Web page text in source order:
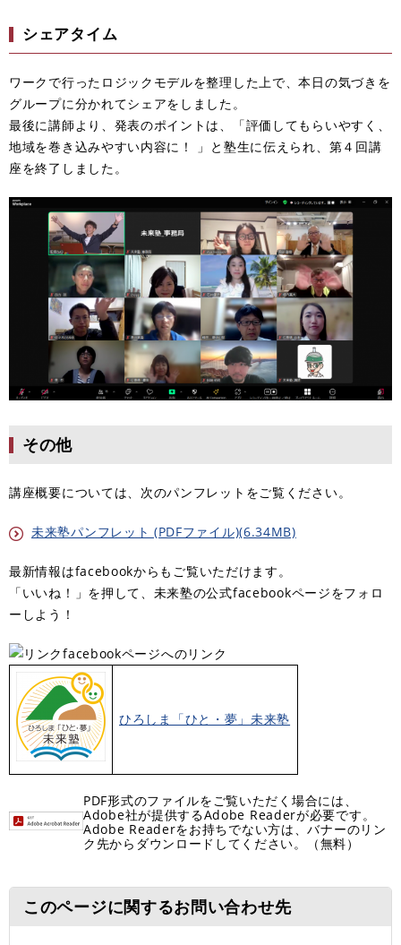
シェアタイム
ワークで行ったロジックモデルを整理した上で、本日の気づきを
グループに分かれてシェアをしました。
最後に講師より、発表のポイントは、「評価してもらいやすく、
地域を巻き込みやすい内容に！ 」と塾生に伝えられ、第４回講
座を終了しました。
その他
講座概要については、次のパンフレットをご覧ください。
未来塾パンフレット (PDFファイル)(6.34MB)
最新情報はfacebookからもご覧いただけます。
「いいね！」を押して、未来塾の公式facebookページをフォロ
ーしよう！
facebookページへのリンク
ひろしま「ひと・夢」未来塾
PDF形式のファイルをご覧いただく場合には、
Adobe社が提供するAdobe Readerが必要です。
Adobe Readerをお持ちでない方は、バナーのリン
ク先からダウンロードしてください。（無料）
このページに関するお問い合わせ先